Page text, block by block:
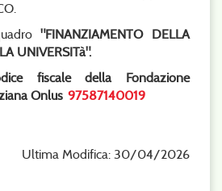
"FINANZIAMENTO DELLA
UNIVERSITà".
fiscale della Fondazione
Onlus 97587140019
Ultima Modifica: 30/04/2026